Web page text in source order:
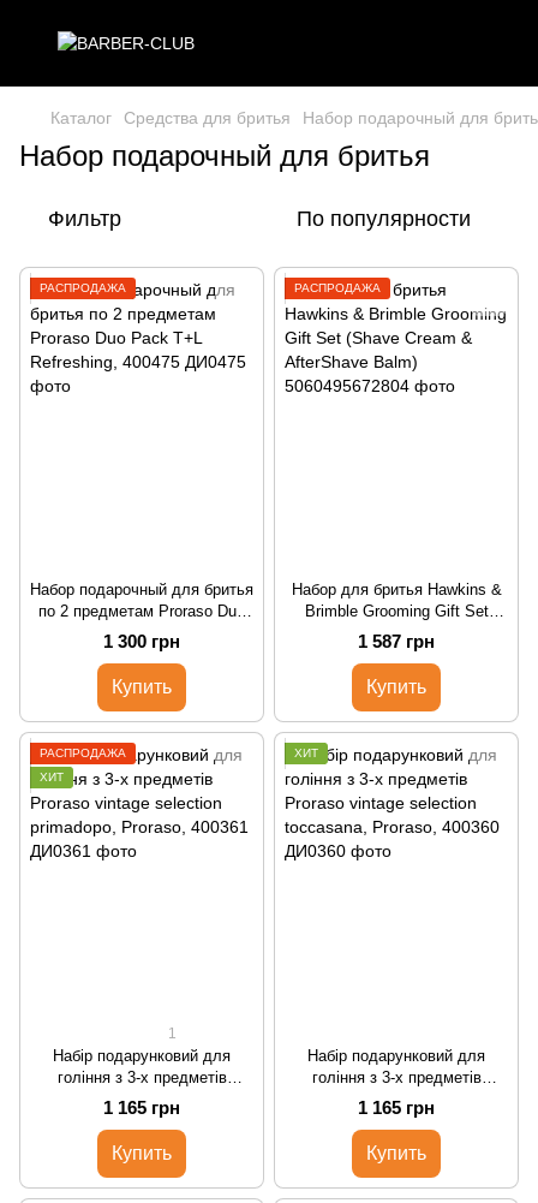
Каталог Средства для бритья Набор подарочный для
Набор подарочный для бритья
Фильтр По популярности
РАСПРОДАЖА
Набор подарочный для бритья
по 2 предметам Proraso Duo
Pack T+L Refreshing, 400475
1 300 грн
Купить
РАСПРОДАЖА
Набор для бритья Hawkins &
Brimble Grooming Gift Set
(Shave Cream & AfterShave
Balm)
1 587 грн
Купить
РАСПРОДАЖА
ХИТ
1
Набір подарунковий для
гоління з 3-х предметів
Proraso vintage selection
primadopo, Proraso, 400361
1 165 грн
Купить
ХИТ
Набір подарунковий для
гоління з 3-х предметів
Proraso vintage selection
toccasana, Proraso, 400360
1 165 грн
Купить